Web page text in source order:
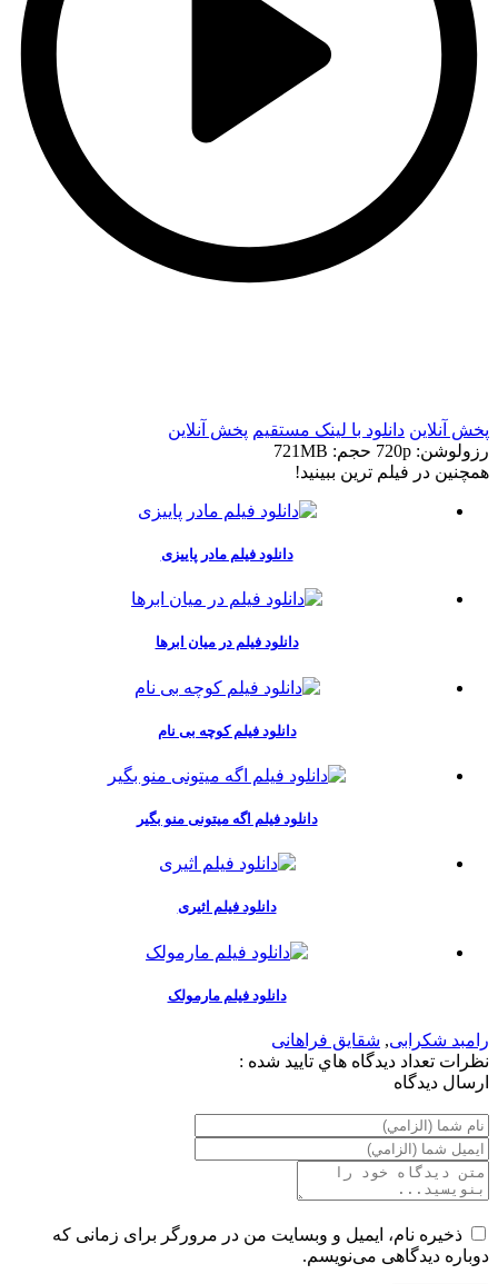
پخش آنلاین دانلود با لينک مستقيم پخش آنلاین
رزولوشن: 720p
حجم: 721MB
همچنين در فيلم ترين ببينيد!
دانلود فیلم مادر پاییزی
دانلود فیلم در میان ابرها
دانلود فیلم کوچه بی نام
دانلود فیلم اگه میتونی منو بگیر
دانلود فیلم اثیری
دانلود فیلم مارمولک
رامبد شکرابی, شقایق فراهانی
نظرات تعداد ديدگاه هاي تاييد شده :
ارسال ديدگاه
ذخیره نام، ایمیل و وبسایت من در مرورگر برای زمانی که
دوباره دیدگاهی می‌نویسم.